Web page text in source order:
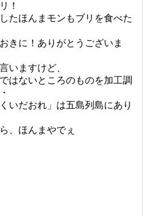
！
たほんまモンもブリを食べた
きに！ありがとうございま
いますけど、
はないところのものを加工調
いだおれ」は五島列島にあり
、ほんまやでぇ